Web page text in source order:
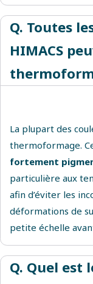
Q. Toutes
HIMACS
La plupart des
thermoformage.
fortement
particulière aux
afin d’éviter les
déformations de
petite échelle
Q. Quel est